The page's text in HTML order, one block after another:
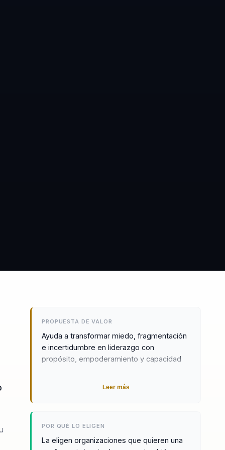
PROPUESTA DE VALOR
Ayuda a transformar miedo, fragmentación
e incertidumbre en liderazgo con
propósito, empoderamiento y capacidad
Leer más
POR QUÉ LO ELIGEN
La eligen organizaciones que quieren una